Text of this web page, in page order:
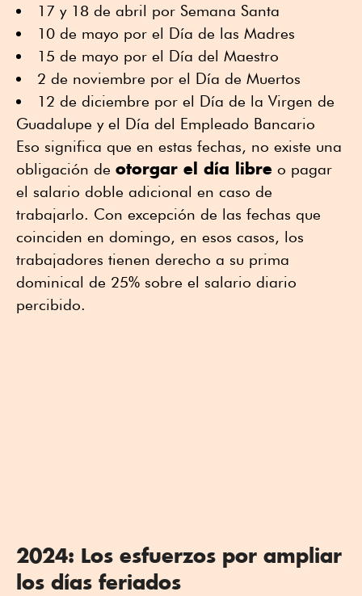
17 y 18 de abril por Semana Santa
10 de mayo por el Día de las Madres
15 de mayo por el Día del Maestro
2 de noviembre por el Día de Muertos
12 de diciembre por el Día de la Virgen de
Guadalupe y el Día del Empleado Bancario
Eso significa que en estas fechas, no existe una
obligación de otorgar el día libre o pagar
el salario doble adicional en caso de
trabajarlo. Con excepción de las fechas que
coinciden en domingo, en esos casos, los
trabajadores tienen derecho a su prima
dominical de 25% sobre el salario diario
percibido.
2024: Los esfuerzos por ampliar
los días feriados